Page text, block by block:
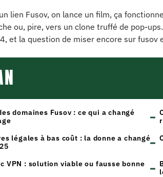
lien Fusov, on lance un film, ça
ou, pire, vers un clone truffé de pop-
et la question de miser encore sur fusov
domaines Fusov : ce qui a changé
légales à bas coût : la donne a changé
VPN : solution viable ou fausse bonne